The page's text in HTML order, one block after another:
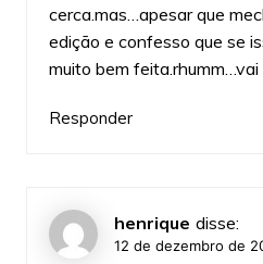
cerca.mas…apesar que
edição e confesso que se
muito bem feita.rhumm…vai
Responder
henrique disse:
12 de dezembro de